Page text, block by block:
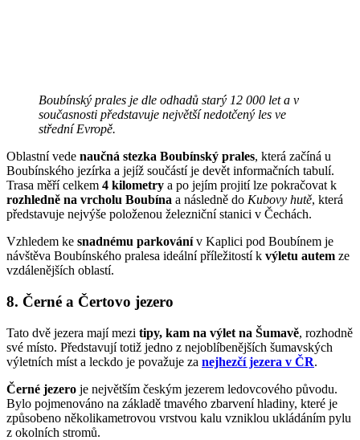
Boubínský prales je dle odhadů starý 12 000 let a v
současnosti představuje největší nedotčený les ve
střední Evropě.
Oblastní vede naučná stezka Boubínský prales, která začíná u
Boubínského jezírka a jejíž součástí je devět informačních tabulí.
Trasa měří celkem 4 kilometry a po jejím projití lze pokračovat k
rozhledně na vrcholu Boubína a následně do Kubovy hutě, která
představuje nejvýše položenou železniční stanici v Čechách.
Vzhledem ke snadnému parkovánív Kaplici pod Boubínem je
návštěva Boubínského pralesa ideální příležitostí k výletu autem ze
vzdálenějších oblastí.
8. Černé a Čertovo jezero
Tato dvě jezera mají mezi tipy, kam na výlet na Šumavě, rozhodně
své místo. Představují totiž jedno z nejoblíbenějších šumavských
výletních míst a leckdo je považuje za nejhezčí jezera v ČR.
Černé jezero je největším českým jezerem ledovcového původu.
Bylo pojmenováno na základě tmavého zbarvení hladiny, které je
způsobeno několikametrovou vrstvou kalu vzniklou ukládáním pylu
z okolních stromů.